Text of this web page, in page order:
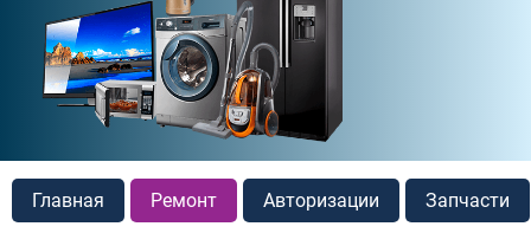
Главная Ремонт Авторизации Запчасти